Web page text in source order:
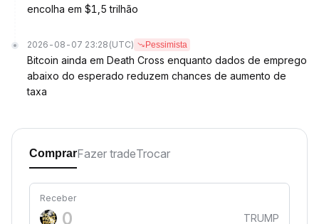
encolha em $1,5 trilhão
2026-08-07 23:28 (UTC) Pessimista
Bitcoin ainda em Death Cross enquanto dados de emprego
abaixo do esperado reduzem chances de aumento de
taxa
ComprarFazer tradeTrocar
Receber
TRUMP